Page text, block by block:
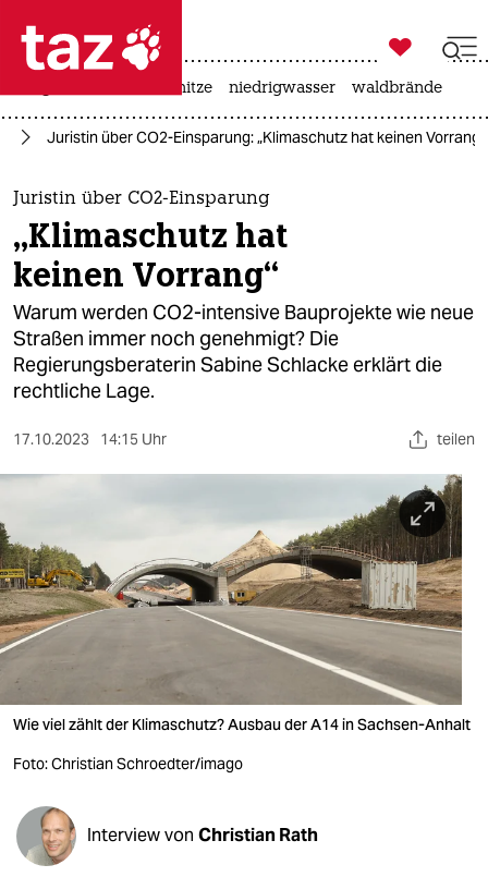
 taz zahl ich
taz zahl ich
themen
politik
öko
gesellschaft
kultur
sport
nord
wahrheit
verlag
verlag
veranstaltungen
shop
fragen & hilfe
unterstützen

taz zahl ich
hitze niedrigwasser waldbrände
Juristin über CO2-Einsparung: „Klimaschutz hat keinen Vorrang“
Juristin über CO2-Einsparung
„Klimaschutz hat
keinen Vorrang“
Warum werden CO2-intensive Bauprojekte wie neue
Straßen immer noch genehmigt? Die
Regierungsberaterin Sabine Schlacke erklärt die
rechtliche Lage.
17.10.2023 14:15 Uhr teilen
Wie viel zählt der Klimaschutz? Ausbau der A14 in Sachsen-Anhalt
Foto: Christian Schroedter/imago
Interview von Christian Rath